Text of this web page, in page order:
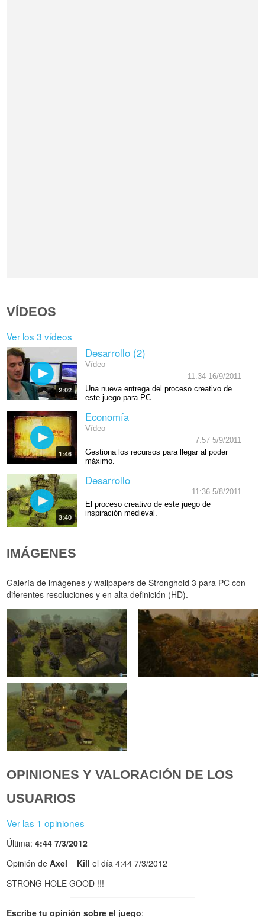
VÍDEOS
Ver los 3 vídeos
2:02
Desarrollo (2)
Vídeo
11:34 16/9/2011
Una nueva entrega del proceso creativo de
este juego para PC.
1:46
Economía
Vídeo
7:57 5/9/2011
Gestiona los recursos para llegar al poder
máximo.
3:40
Desarrollo
11:36 5/8/2011
El proceso creativo de este juego de
inspiración medieval.
IMÁGENES
Galería de imágenes y wallpapers de Stronghold 3 para PC con
diferentes resoluciones y en alta definición (HD).
OPINIONES Y VALORACIÓN DE LOS
USUARIOS
Ver las 1 opiniones
Última:4:44 7/3/2012
Opinión deAxel__Kill el día 4:44 7/3/2012
STRONG HOLE GOOD !!!
Escribe tu opinión sobre el juego: